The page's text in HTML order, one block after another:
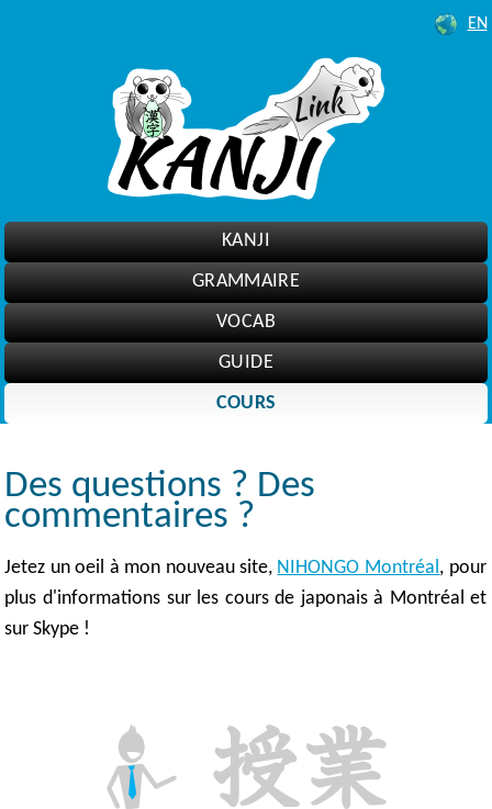
EN
KANJI
GRAMMAIRE
VOCAB
GUIDE
COURS
Des questions ? Des
commentaires ?
Jetez un oeil à mon nouveau site, NIHONGO Montréal , pour
plus d'informations sur les cours de japonais à Montréal et
sur Skype !